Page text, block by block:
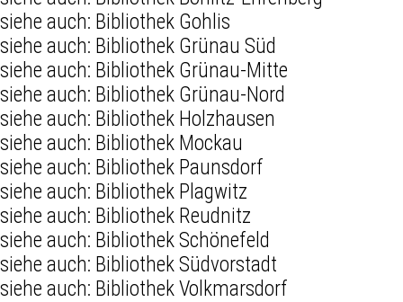
siehe auch: Bibliothek Gohlis
siehe auch: Bibliothek Grünau Süd
siehe auch: Bibliothek Grünau-Mitte
siehe auch: Bibliothek Grünau-Nord
siehe auch: Bibliothek Holzhausen
siehe auch: Bibliothek Mockau
siehe auch: Bibliothek Paunsdorf
siehe auch: Bibliothek Plagwitz
siehe auch: Bibliothek Reudnitz
siehe auch: Bibliothek Schönefeld
siehe auch: Bibliothek Südvorstadt
siehe auch: Bibliothek Volkmarsdorf